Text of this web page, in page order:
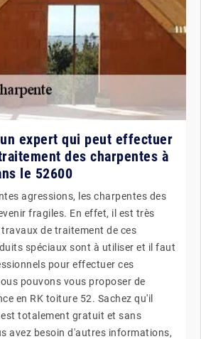
expert qui peut effectuer
des charpentes à
le 52600
agressions, les charpentes des
fragiles. En effet, il est très
de traitement de ces
spéciaux sont à utiliser et il faut
pour effectuer ces
pouvons vous proposer de
en RK toiture 52. Sachez qu'il
totalement gratuit et sans
avez besoin d'autres informations,